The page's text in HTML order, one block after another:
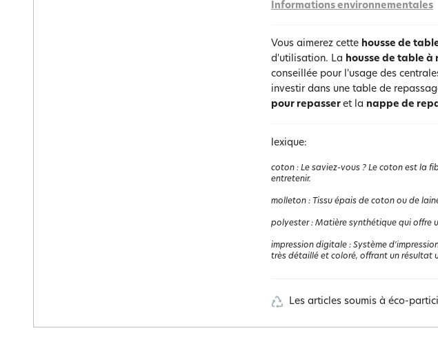
Informations environnementales
Vous aimerez cette housse de
d'utilisation. La housse de table à
conseillée pour l'usage des
investir dans une table de
pour repasser et la nappe de
lexique:
coton : Le saviez-vous ? Le coton est la
entretenir.
molleton : Tissu épais de coton ou de
polyester: Matière synthétique qui offre
impression digitale : Système
très détaillé et coloré, offrant un résultat
Les articles soumis à éco-